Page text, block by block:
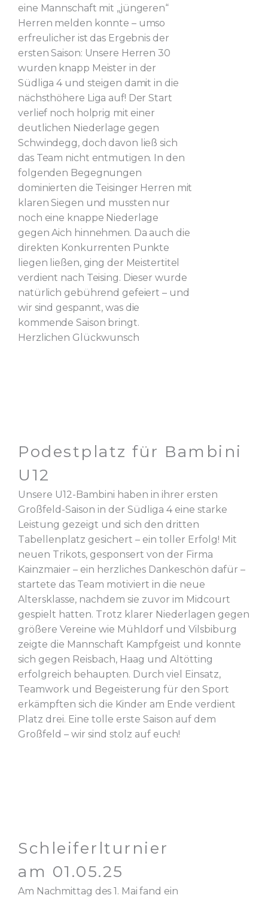
eine Mannschaft mit „jüngeren“
Herren melden konnte – umso
erfreulicher ist das Ergebnis der
ersten Saison: Unsere Herren 30
wurden knapp Meister in der
Südliga 4 und steigen damit in die
nächsthöhere Liga auf! Der Start
verlief noch holprig mit einer
deutlichen Niederlage gegen
Schwindegg, doch davon ließ sich
das Team nicht entmutigen. In den
folgenden Begegnungen
dominierten die Teisinger Herren mit
klaren Siegen und mussten nur
noch eine knappe Niederlage
gegen Aich hinnehmen. Da auch die
direkten Konkurrenten Punkte
liegen ließen, ging der Meistertitel
verdient nach Teising. Dieser wurde
natürlich gebührend gefeiert – und
wir sind gespannt, was die
kommende Saison bringt.
Herzlichen Glückwunsch
Podestplatz für Bambini
U12
Unsere U12-Bambini haben in ihrer ersten
Großfeld-Saison in der Südliga 4 eine starke
Leistung gezeigt und sich den dritten
Tabellenplatz gesichert – ein toller Erfolg! Mit
neuen Trikots, gesponsert von der Firma
Kainzmaier – ein herzliches Dankeschön dafür –
startete das Team motiviert in die neue
Altersklasse, nachdem sie zuvor im Midcourt
gespielt hatten. Trotz klarer Niederlagen gegen
größere Vereine wie Mühldorf und Vilsbiburg
zeigte die Mannschaft Kampfgeist und konnte
sich gegen Reisbach, Haag und Altötting
erfolgreich behaupten. Durch viel Einsatz,
Teamwork und Begeisterung für den Sport
erkämpften sich die Kinder am Ende verdient
Platz drei. Eine tolle erste Saison auf dem
Großfeld – wir sind stolz auf euch!
Schleiferlturnier
am 01.05.25
Am Nachmittag des 1. Mai fand ein